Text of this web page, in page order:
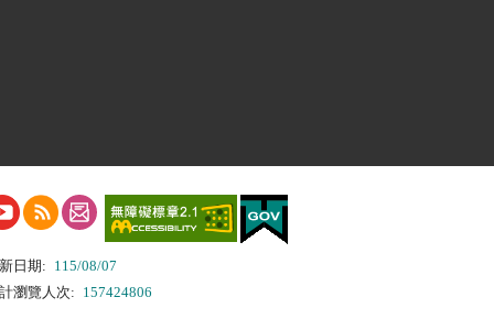
日期: 115/08/07
瀏覽人次:
157424806